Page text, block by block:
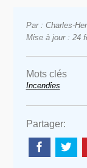
Par : Charles-
Mise à jour : 24
Mots clés
Incendies
Partager: